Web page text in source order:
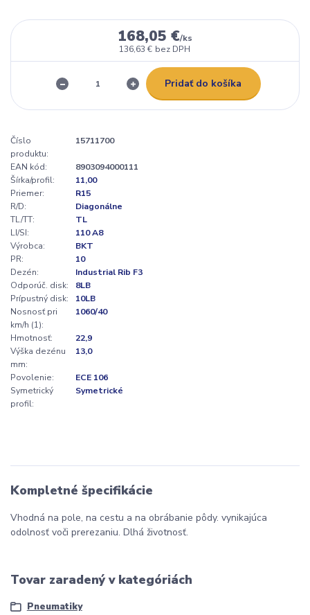
168,05 €/ks
136,63 € bez DPH
Pridať do košíka
Číslo
produktu:
15711700
EAN kód:
8903094000111
Šírka/profil:
11,00
Priemer:
R15
R/D:
Diagonálne
TL/TT:
TL
LI/SI:
110 A8
Výrobca:
BKT
PR:
10
Dezén:
Industrial Rib F3
Odporúč. disk:
8LB
Prípustný disk:
10LB
Nosnosť pri
km/h (1):
1060/40
Hmotnosť:
22,9
Výška dezénu
mm:
13,0
Povolenie:
ECE 106
Symetrický
profil:
Symetrické
Kompletné špecifikácie
Vhodná na pole, na cestu a na obrábanie pôdy. vynikajúca
odolnosť voči prerezaniu. Dlhá životnosť.
Tovar zaradený v kategóriách
Pneumatiky